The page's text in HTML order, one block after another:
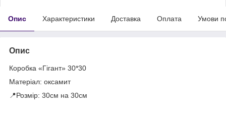
Опис Характеристики Доставка Оплата Умови
Опис
Коробка «Гігант» 30*30
Матеріал: оксамит
📍Розмір: 30см на 30см